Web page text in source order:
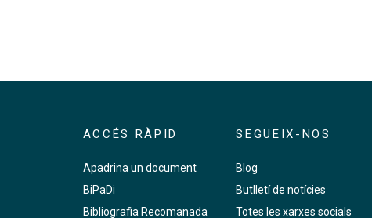
ACCÉS RÀPID
Apadrina un document
BiPaDi
Bibliografia Recomanada
SEGUEIX-NOS
Blog
Butlletí de notícies
Totes les xarxes socials